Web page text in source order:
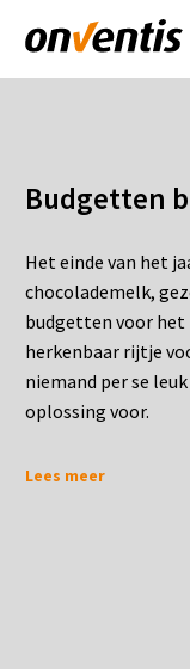
Budgetten
Het einde van het
chocolademelk,
budgetten voor het
herkenbaar rijtje
niemand per se
oplossing voor.
Lees meer